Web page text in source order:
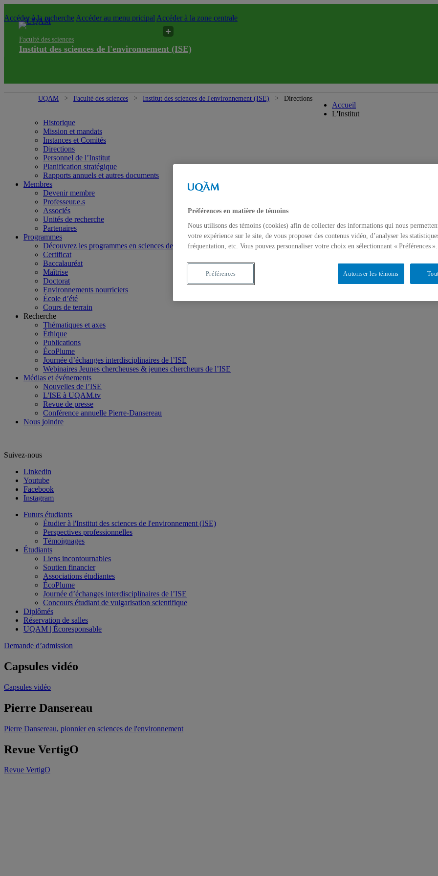
Accéder à la recherche Accéder au menu pricipal Accéder à la zone centrale
Faculté des sciences
Institut des sciences de l'environnement (ISE)
UQAM Faculté des sciences Institut des sciences de l'environnement (ISE) Directions
Accueil
L'Institut
Historique
Mission et mandats
Instances et Comités
Directions
Personnel de l’Institut
Planification stratégique
Rapports annuels et autres documents
Membres
Devenir membre
Professeur.e.s
Associés
Unités de recherche
Partenaires
Programmes
Découvrez les programmes en sciences de l'environnement de l'UQAM
Certificat
Baccalauréat
Maîtrise
Doctorat
Environnements nourriciers
École d’été
Cours de terrain
Recherche
Thématiques et axes
Éthique
Publications
ÉcoPlume
Journée d’échanges interdisciplinaires de l’ISE
Webinaires Jeunes chercheuses & jeunes chercheurs de l’ISE
Médias et événements
Nouvelles de l’ISE
L'ISE à UQAM.tv
Revue de presse
Conférence annuelle Pierre-Dansereau
Nous joindre
Suivez-nous
Linkedin
Youtube
Facebook
Instagram
Futurs étudiants
Étudier à l'Institut des sciences de l'environnement (ISE)
Perspectives professionnelles
Témoignages
Étudiants
Liens incontournables
Soutien financier
Associations étudiantes
ÉcoPlume
Journée d’échanges interdisciplinaires de l’ISE
Concours étudiant de vulgarisation scientifique
Diplômés
Réservation de salles
UQAM | Écoresponsable
Demande d’admission
Capsules vidéo
Capsules vidéo
Pierre Dansereau
Pierre Dansereau, pionnier en sciences de l'environnement
Revue VertigO
Revue VertigO
Préférences en matière de témoins
Nous utilisons des témoins (cookies) afin de collecter des informations qui nous
votre expérience sur le site, de vous proposer des contenus vidéo, d’analyser les
fréquentation, etc. Vous pouvez personnaliser votre choix en sélectionnant « Préférences ».
Autoriser les témoins
Préférences